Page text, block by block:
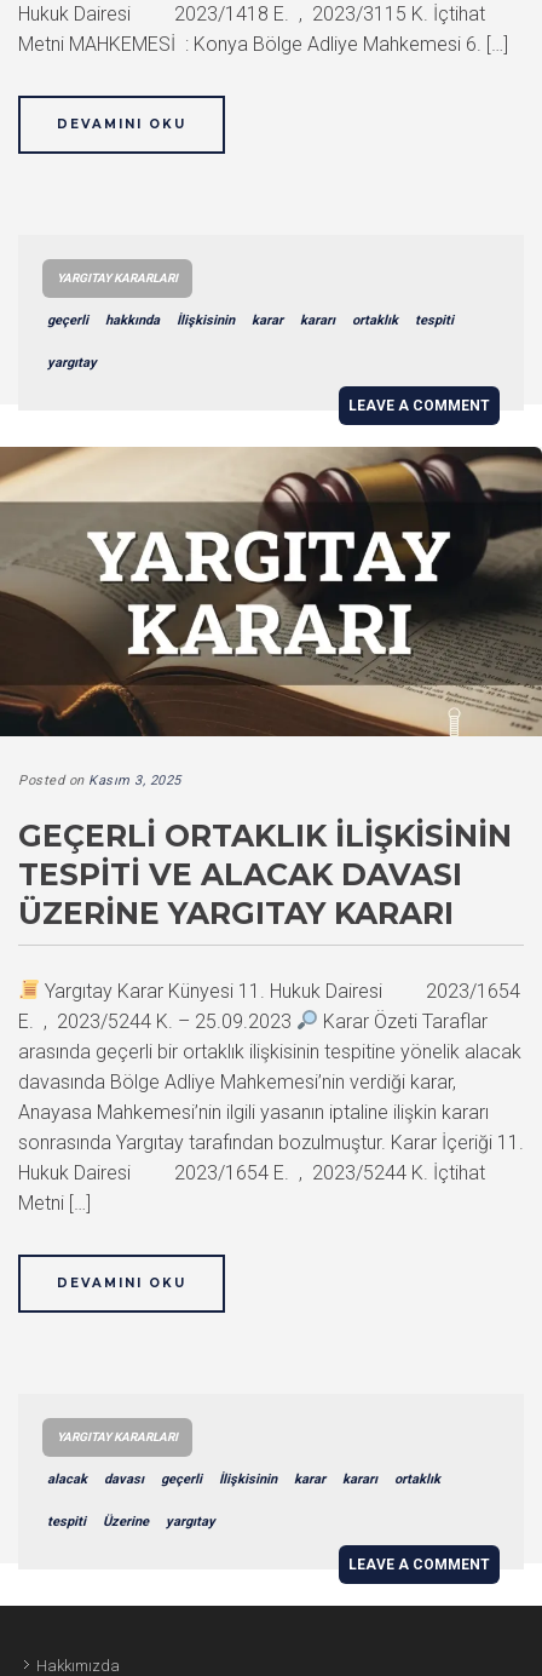
Hukuk Dairesi 2023/1418 E. , 2023/3115 K. İçtihat
Metni MAHKEMESİ : Konya Bölge Adliye Mahkemesi 6. […]
DEVAMINI OKU
YARGITAY KARARLARI
geçerli hakkında İlişkisinin karar kararı ortaklık tespiti
yargıtay
LEAVE A COMMENT
Posted on Kasım 3, 2025
GEÇERLI ORTAKLIK İLIŞKISININ
TESPITI VE ALACAK DAVASI
ÜZERINE YARGITAY KARARI
Yargıtay Karar Künyesi 11. Hukuk Dairesi 2023/1654
E. , 2023/5244 K. – 25.09.2023
Karar Özeti Taraflar
arasında geçerli bir ortaklık ilişkisinin tespitine yönelik alacak
davasında Bölge Adliye Mahkemesi’nin verdiği karar,
Anayasa Mahkemesi’nin ilgili yasanın iptaline ilişkin kararı
sonrasında Yargıtay tarafından bozulmuştur. Karar İçeriği 11.
Hukuk Dairesi 2023/1654 E. , 2023/5244 K. İçtihat
Metni […]
DEVAMINI OKU
YARGITAY KARARLARI
alacak davası geçerli İlişkisinin karar kararı ortaklık
tespiti Üzerine yargıtay
LEAVE A COMMENT
Hakkımızda